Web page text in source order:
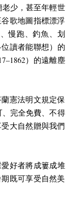
少，甚至年輕世
歌地圖指標漂浮
慢跑、釣魚、划
讀者能聯想）的
）的遠離塵
憲法明文規定保
完全免費、不得
大自然贈與我們
好者將成簍成堆
既可享受自然美